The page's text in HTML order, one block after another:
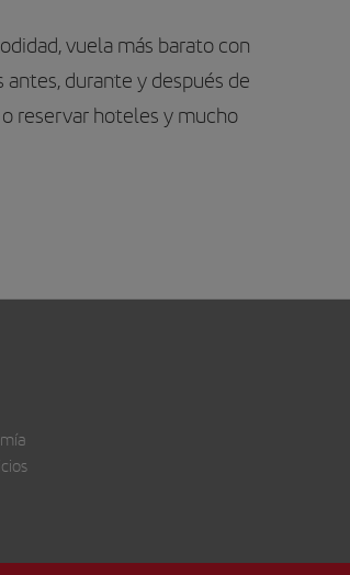
vuela más barato con
durante y después de
reservar hoteles y mucho